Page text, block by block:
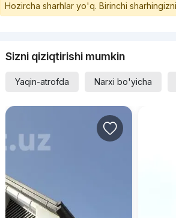
Hozircha sharhlar yo'q. Birinchi
Sizni qiziqtirishi mumkin
Yaqin-atrofda Narxi bo'yicha